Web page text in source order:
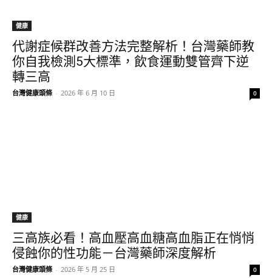
健康
代謝症候群改善方法完整解析！台灣藥師教
你自我檢測5大標準，飲食運動雙管齊下逆
轉三高
台灣健康頭條 - 2026 年 6 月 10 日 0
健康
三高族必看！高血壓高血糖高血脂正在悄悄
侵蝕你的性功能－台灣藥師深度解析
台灣健康頭條 - 2026 年 5 月 25 日 0